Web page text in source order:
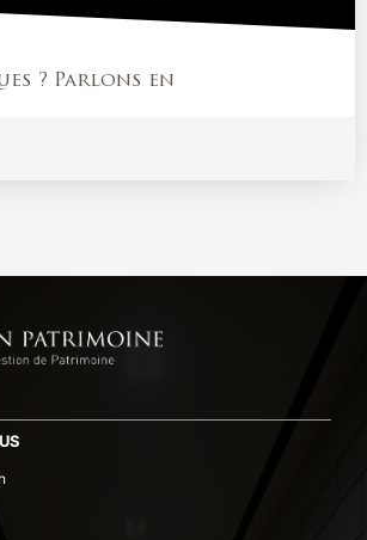
? Parlons en